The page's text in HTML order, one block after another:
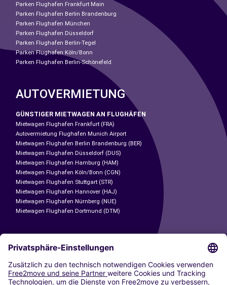
Parken Flughafen Frankfurt Main
Parken Flughafen Berlin Brandenburg
Parken Flughafen München
Parken Flughafen Düsseldorf
Parken Flughafen Berlin-Tegel
Parken Flughafen Köln/Bonn
Parken Flughafen Berlin-Schönefeld
AUTOVERMIETUNG
GÜNSTIGER MIETWAGEN AN FLUGHÄFEN
Mietwagen Flughafen Frankfurt (FRA)
Autovermietung Flughafen Munich Airport
Mietwagen Flughafen Berlin Brandenburg (BER)
Mietwagen Flughafen Düsseldorf (DUS)
Mietwagen Flughafen Hamburg (HAM)
Mietwagen Flughafen Köln/Bonn (CGN)
Mietwagen Flughafen Stuttgart (STR)
Mietwagen Flughafen Hannover (HAJ)
Mietwagen Flughafen Nürnberg (NUE)
Mietwagen Flughafen Dortmund (DTM)
CARSHARING
UNSERE STÄDTE
Paris
Madrid